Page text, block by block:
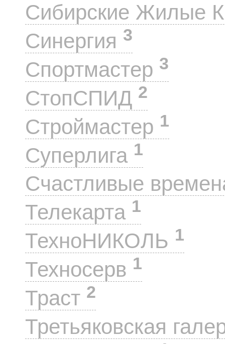
Сибирские Жилые
Синергия 3
Спортмастер 3
СтопСПИД 2
Строймастер 1
Суперлига 1
Счастливые
Телекарта 1
ТехноНИКОЛЬ 1
Техносерв 1
Траст 2
Третьяковская